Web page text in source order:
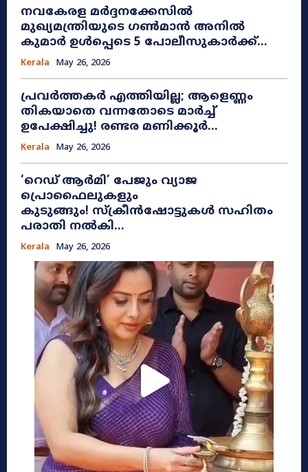
നവകേരള മർദ്ദനക്കേസിൽ
മുഖ്യമന്ത്രിയുടെ ഗൺമാൻ അനിൽ
കുമാർ ഉൾപ്പെടെ 5 പോലീസുകാർക്ക്...
Kerala May 26, 2026
പ്രവർത്തകർ എത്തിയില്ല; ആളെണ്ണം
തികയാതെ വന്നതോടെ മാർച്ച്
ഉപേക്ഷിച്ചു! രണ്ടര മണിക്കൂർ...
Kerala May 26, 2026
​‘റെഡ് ആർമി’ പേജും വ്യാജ
പ്രൊഫൈലുകളും
കുടുങ്ങും! സ്ക്രീൻഷോട്ടുകൾ സഹിതം
പരാതി നൽകി...
Kerala May 26, 2026